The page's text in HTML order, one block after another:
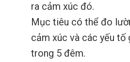
ra cảm xúc đó.
Mục tiêu có thể đo
cảm xúc và các yếu tố
trong 5 đêm.